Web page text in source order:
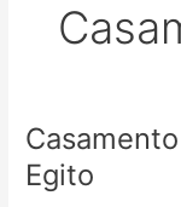
Egito